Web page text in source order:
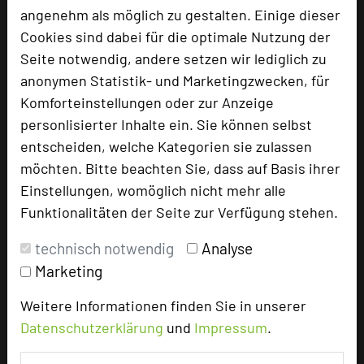
angenehm als möglich zu gestalten. Einige dieser
Cookies sind dabei für die optimale Nutzung der
Seite notwendig, andere setzen wir lediglich zu
anonymen Statistik- und Marketingzwecken, für
Komforteinstellungen oder zur Anzeige
personlisierter Inhalte ein. Sie können selbst
entscheiden, welche Kategorien sie zulassen
möchten. Bitte beachten Sie, dass auf Basis ihrer
Einstellungen, womöglich nicht mehr alle
Funktionalitäten der Seite zur Verfügung stehen.
technisch notwendig
Analyse
Marketing
Weitere Informationen finden Sie in unserer
Datenschutzerklärung und Impressum.
U-Form
65
Parlamentarisch
120
Tagungsräume
12
Ausstellungsfläche
Zimmer
Doppelzimmer
Einzelzimmer
69
Besonders geeignet für